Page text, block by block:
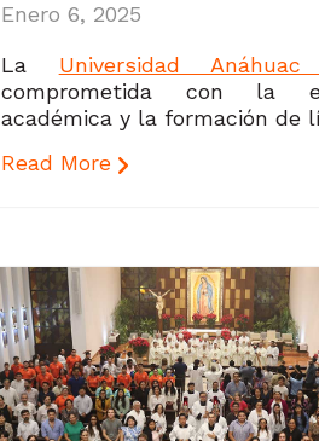
Enero 6, 2025
La Universidad
comprometida con la
académica y la formación de
Read More